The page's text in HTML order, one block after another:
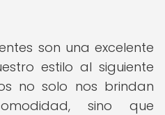
son una excelente
estilo al siguiente
no solo nos brindan
sino que